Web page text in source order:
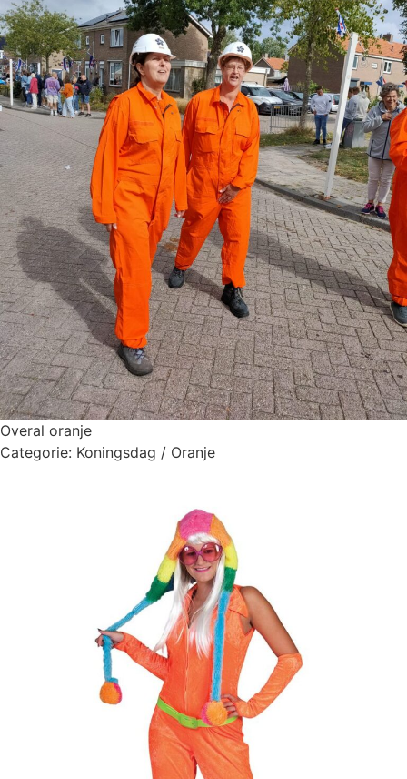
Overal oranje
Categorie: Koningsdag / Oranje